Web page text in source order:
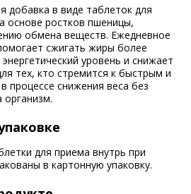
добавка в виде таблеток для
основе ростков пшеницы,
обмена веществ. Ежедневное
сжигать жиры более
уровень и снижает
тех, кто стремится к быстрым и
процессе снижения веса без
организм.
для приема внутрь при
в картонную упаковку.